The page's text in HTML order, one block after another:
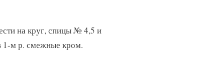
на круг, спицы № 4,5 и
1-м р. смежные кром.